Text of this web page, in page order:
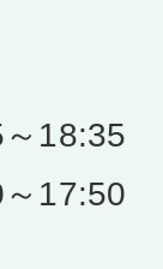
18:35
17:50